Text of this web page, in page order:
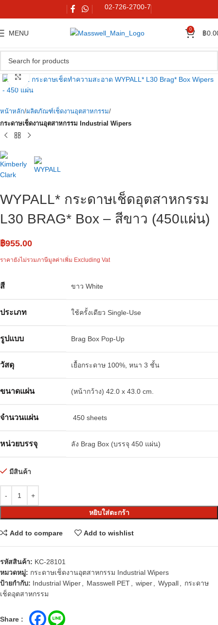
02-726-2700-7
MENU 0 ฿
Click to enlarge
หน้าหลัก ผลิตภัณฑ์เช็ดงานอุตสาหกรรม
กระดาษเช็ดงานอุตสาหกรรม Industrial Wipers
WYPALL* กระดาษเช็ดอุตสาหกรรม
L30 BRAG* Box – สีขาว (450แผ่น)
฿955.00
ราคายังไม่รวมภาษีมูลค่าเพิ่ม Excluding Vat
สี ขาว White
ประเภท ใช้ครั้งเดียว Single-Use
รูปแบบ Brag Box Pop-Up
วัสดุ เยื้อกระดาษ 100%, หนา 3 ชั้น
ขนาดแผ่น (หน้ากว้าง) 42.0 x 43.0 cm.
จำนวนแผ่น 450 sheets
หน่วยบรรจุ ลัง Brag Box (บรรจุ 450 แผ่น)
มีสินค้า
หยิบใส่ตะกร้า
Add to compare Add to wishlist
รหัสสินค้า: KC-28101
หมวดหมู่: กระดาษเช็ดงานอุตสาหกรรม Industrial Wipers
ป้ายกำกับ: Industrial Wiper Masswell PET wiper Wypall
กระดาษ
เช็ดอุตสาหกรรม
Share :